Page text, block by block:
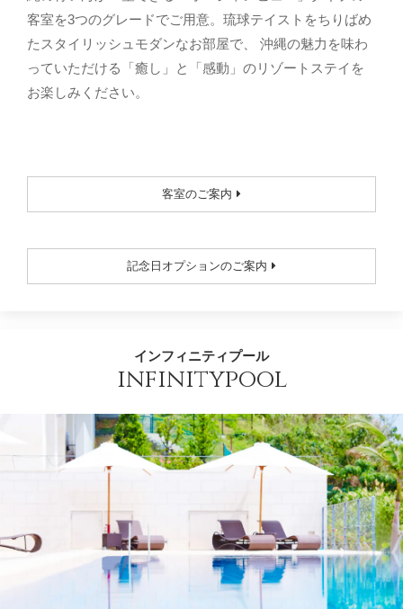
客室を3つのグレードでご用意。琉球テイストをちりばめ
たスタイリッシュモダンなお部屋で、 沖縄の魅力を味わ
っていただける「癒し」と「感動」のリゾートステイを
お楽しみください。
客室のご案内
記念日オプションのご案内
インフィニティプール
infinitypool